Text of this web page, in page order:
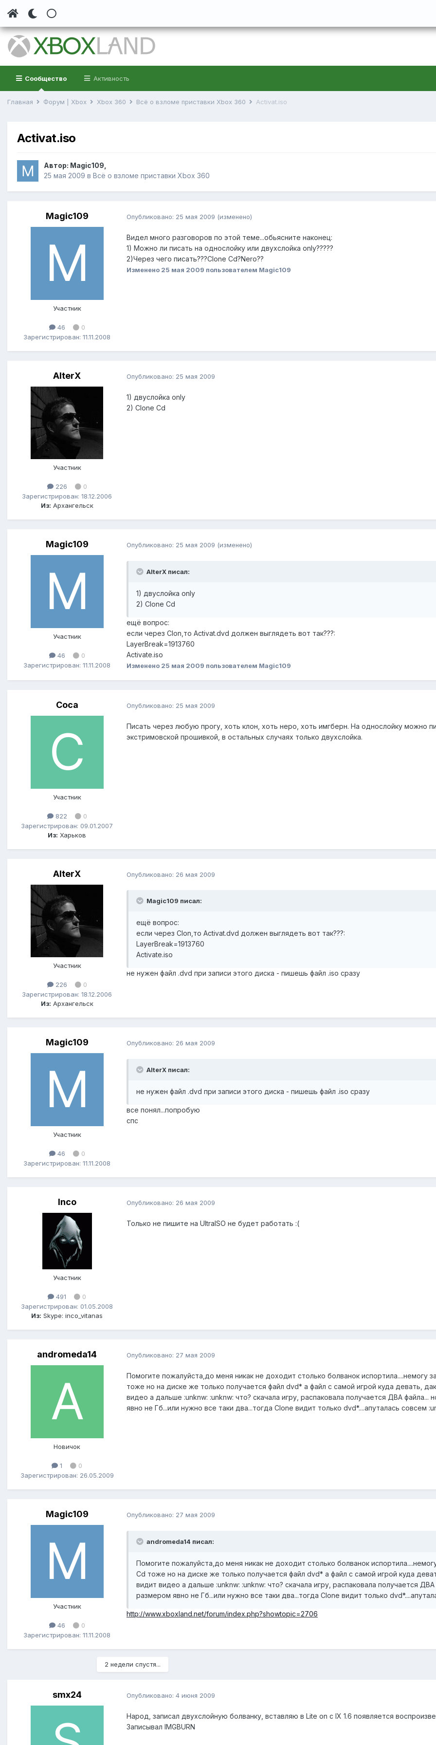
Сообщество Активность
Главная Форум | Xbox Xbox 360 Всё о взломе приставки Xbox 360 Activat.iso
Activat.iso
Автор: Magic109
25 мая 2009 в Всё о взломе приставки Xbox 360
Magic109
Участник
46
0
Зарегистрирован: 11.11.2008
Опубликовано: 25 мая 2009 (изменено)
Видел много разговоров по этой теме...обьясните наконец:
1) Можно ли писать на однослойку или двухслойка only?????
2)Через чего писать???Clone Cd?Nero??
Изменено 25 мая 2009 пользователем Magic109
AlterX
Участник
226
0
Зарегистрирован: 18.12.2006
Из: Архангельск
Опубликовано: 25 мая 2009
1) двуслойка only
2) Clone Cd
Magic109
Участник
46
0
Зарегистрирован: 11.11.2008
Опубликовано: 25 мая 2009 (изменено)
AlterX писал:
1) двуслойка only
2) Clone Cd
ещё вопроc:
если через Clon,то Activat.dvd должен выглядеть вот так???:
LayerBreak=1913760
Activate.iso
Изменено 25 мая 2009 пользователем Magic109
Coca
Участник
822
0
Зарегистрирован: 09.01.2007
Из: Харьков
Опубликовано: 25 мая 2009
Писать через любую прогу, хоть клон, хоть неро, хоть имгберн. На однослойку можно
экстримовской прошивкой, в остальных случаях только двухслойка.
AlterX
Участник
226
0
Зарегистрирован: 18.12.2006
Из: Архангельск
Опубликовано: 26 мая 2009
Magic109 писал:
ещё вопроc:
если через Clon,то Activat.dvd должен выглядеть вот так???:
LayerBreak=1913760
Activate.iso
не нужен файл .dvd при записи этого диска - пишешь файл .iso сразу
Magic109
Участник
46
0
Зарегистрирован: 11.11.2008
Опубликовано: 26 мая 2009
AlterX писал:
не нужен файл .dvd при записи этого диска - пишешь файл .iso сразу
все понял...попробую
спс
Inco
Участник
491
0
Зарегистрирован: 01.05.2008
Из: Skype: inco_vitanas
Опубликовано: 26 мая 2009
Только не пишите на UltraISO не будет работать :(
andromeda14
Новичок
1
0
Зарегистрирован: 26.05.2009
Опубликовано: 27 мая 2009
Помогите пожалуйста,до меня никак не доходит столько болванок испортила....немогу
тоже но на диске же только получается файл dvd* а файл с самой игрой куда девать,
видео а дальше :unknw: :unknw: что? скачала игру, распаковала получается ДВА
явно не Гб...или нужно все таки два...тогда Clone видит только dvd*....апуталась совсем
Magic109
Участник
46
0
Зарегистрирован: 11.11.2008
Опубликовано: 27 мая 2009
andromeda14 писал:
Помогите пожалуйста,до меня никак не доходит столько болванок
Cd тоже но на диске же только получается файл dvd* а файл с самой игрой куда
видит видео а дальше :unknw: :unknw: что? скачала игру, распаковала получается
размером явно не Гб...или нужно все таки два...тогда Clone видит только
http://www.xboxland.net/forum/index.php?showtopic=2706
2 недели спустя...
smx24 Опубликовано: 4 июня 2009
Народ, записал двухслойную болванку, вставляю в Lite on с IX 1.6 появляется
Записывал IMGBURN